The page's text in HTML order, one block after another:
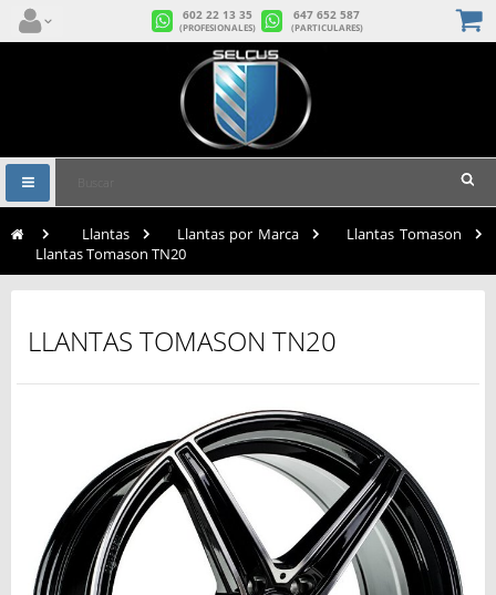
602 22 13 35
(PROFESIONALES)
647 652 587
(PARTICULARES)
Navegación
Toggle
Llantas Llantas por Marca
Llantas Tomason
Llantas Tomason TN20
LLANTAS TOMASON TN20